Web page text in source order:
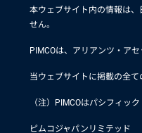
本ウェブサイト内の情報は
せん。
PIMCOは、アリアンツ・ア
当ウェブサイトに掲載の全
（注）PIMCOはパシフィッ
ピムコジャパンリミテッド